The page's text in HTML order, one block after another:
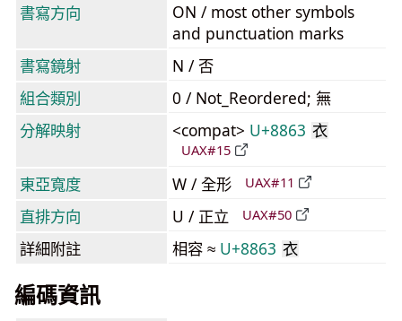
書寫方向
ON / most other symbols
and punctuation marks
書寫鏡射
N / 否
組合類別
0 / Not_Reordered; 無
分解映射
<compat> U+8863 衣
UAX#15
東亞寬度 W / 全形 UAX#11
直排方向 U / 正立 UAX#50
詳細附註 相容 ≈ U+8863 衣
編碼資訊